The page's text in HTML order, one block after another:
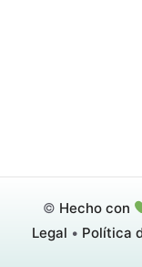
© Hecho con
Legal • Política